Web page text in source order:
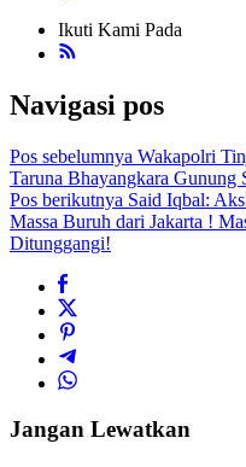
Ikuti Kami Pada
Navigasi pos
Pos sebelumnya Wakapolri
Taruna Bhayangkara Gunung
Pos berikutnya Said Iqbal:
Massa Buruh dari Jakarta !
Ditunggangi!
Jangan Lewatkan